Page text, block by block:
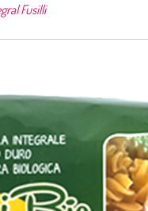
Fusilli